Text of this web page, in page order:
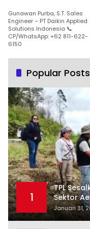
Gunawan Purba, S.T. Sales
Engineer – PT Daikin Applied
Solutions Indonesia 📞
CP/WhatsApp: +62 811-622-
6150
Popular Posts
1
TPL
Sektor
Januari 31,